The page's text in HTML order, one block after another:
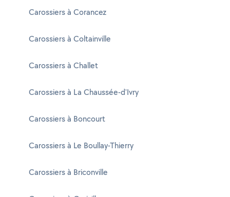
Carossiers à Corancez
Carossiers à Coltainville
Carossiers à Challet
Carossiers à La Chaussée-d'Ivry
Carossiers à Boncourt
Carossiers à Le Boullay-Thierry
Carossiers à Briconville